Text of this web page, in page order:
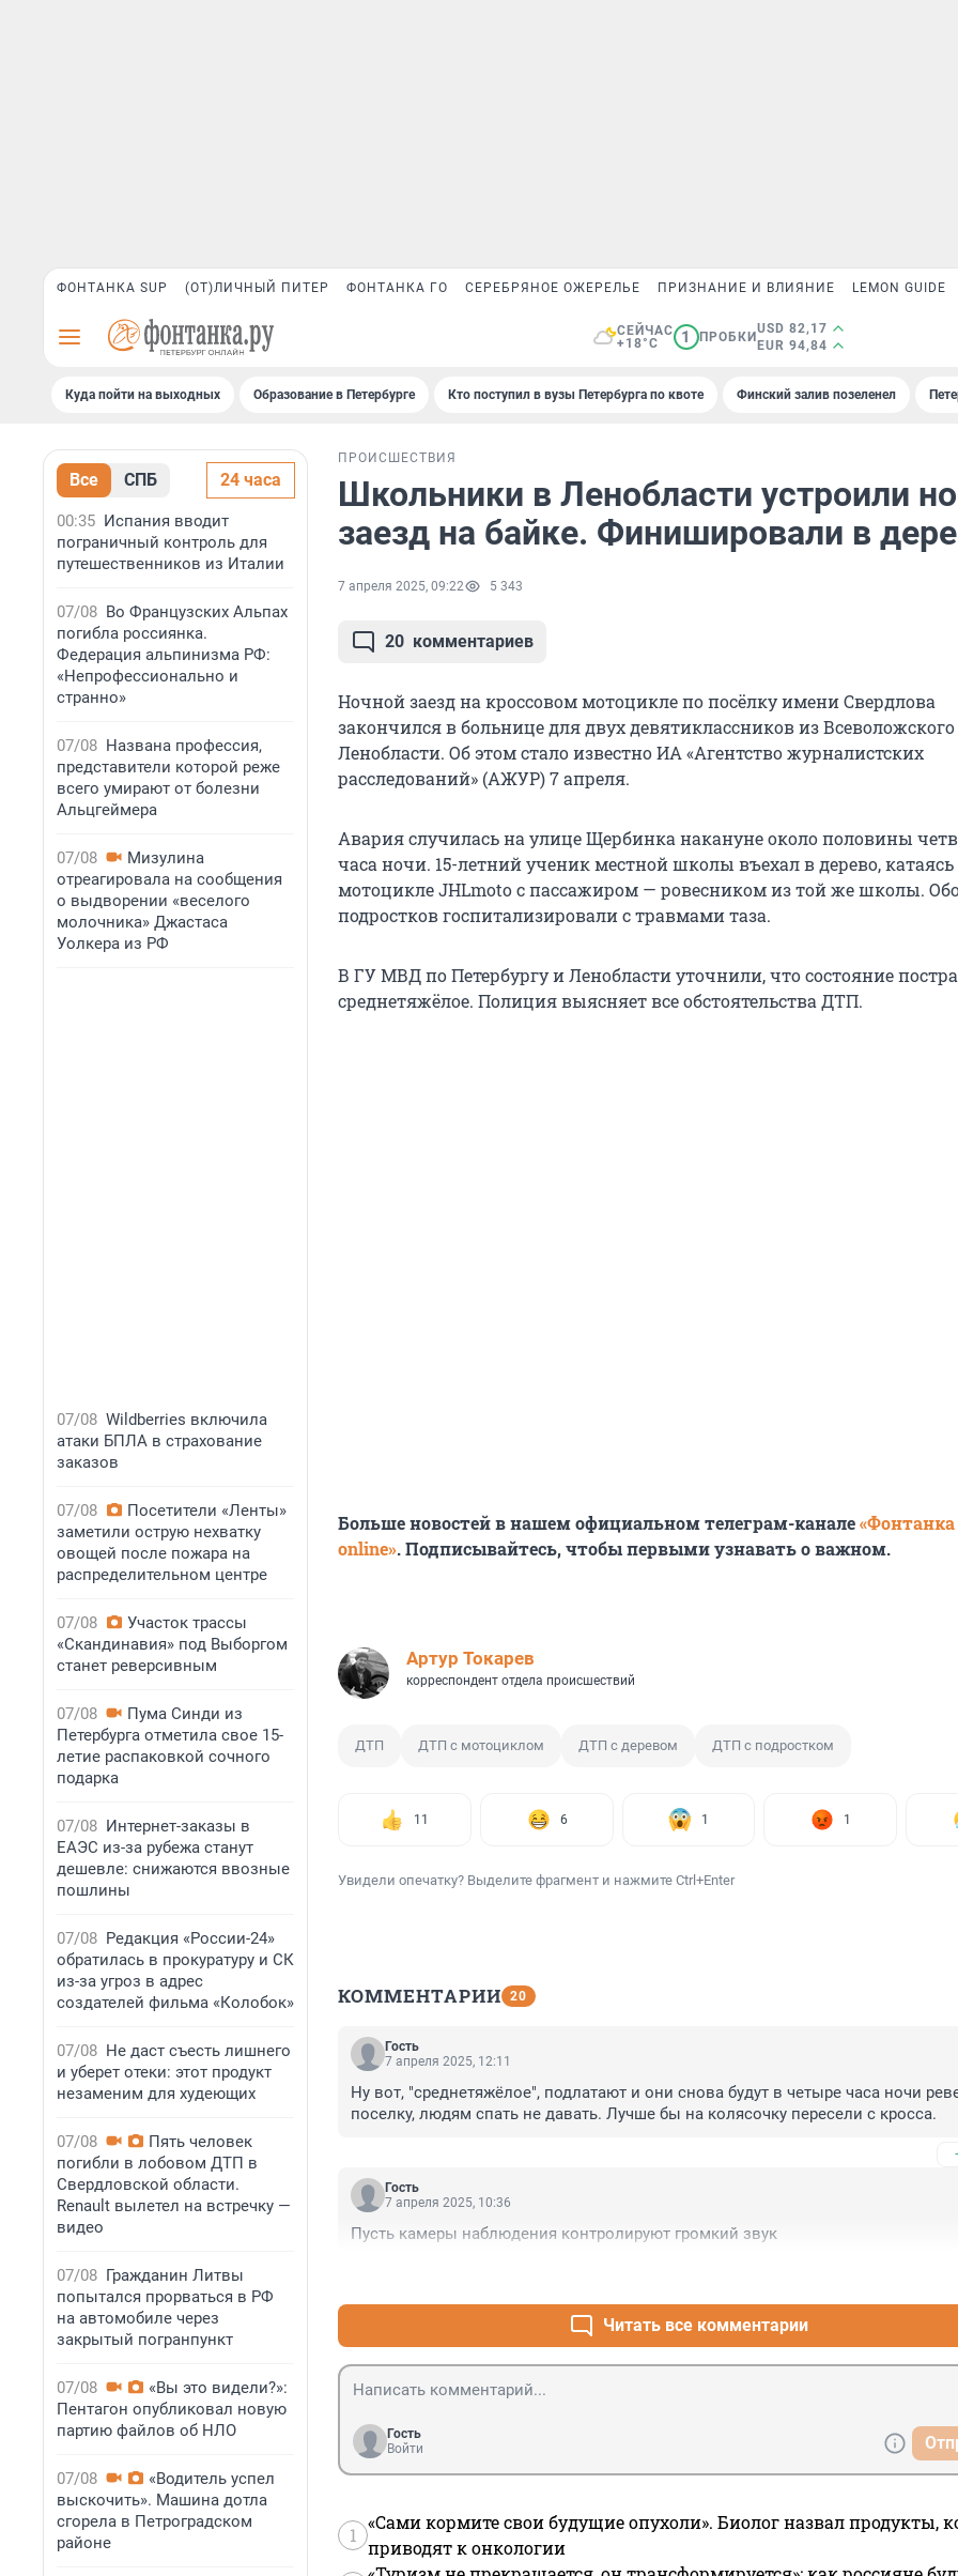
ФОНТАНКА SUP (ОТ)ЛИЧНЫЙ ПИТЕР ФОНТАНКА ГО СЕРЕБРЯНОЕ ОЖЕРЕЛЬЕ ПРИЗНАНИЕ И ВЛИЯНИЕ LEMON GUIDE
СЕЙЧАС
+18°C
1 ПРОБКИ
USD 82,17
EUR 94,84
Куда пойти на выходных Образование в Петербурге Кто поступил в вузы Петербурга по квоте Финский залив позеленел
Все СПБ 24 часа
00:35 Испания вводит
пограничный контроль для
путешественников из Италии
07/08 Во Французских Альпах
погибла россиянка.
Федерация альпинизма РФ:
«Непрофессионально и
странно»
07/08 Названа профессия,
представители которой реже
всего умирают от болезни
Альцгеймера
07/08
Мизулина
отреагировала на сообщения
о выдворении «веселого
молочника» Джастаса
Уолкера из РФ
07/08 Wildberries включила
атаки БПЛА в страхование
заказов
07/08
Посетители «Ленты»
заметили острую нехватку
овощей после пожара на
распределительном центре
07/08
Участок трассы
«Скандинавия» под Выборгом
станет реверсивным
07/08
Пума Синди из
Петербурга отметила свое 15-
летие распаковкой сочного
подарка
07/08 Интернет-заказы в
ЕАЭС из-за рубежа станут
дешевле: снижаются ввозные
пошлины
07/08 Редакция «России-24»
обратилась в прокуратуру и СК
из-за угроз в адрес
создателей фильма «Колобок»
07/08 Не даст съесть лишнего
и уберет отеки: этот продукт
незаменим для худеющих
07/08
Пять человек
погибли в лобовом ДТП в
Свердловской области.
Renault вылетел на встречку —
видео
07/08 Гражданин Литвы
попытался прорваться в РФ
на автомобиле через
закрытый погранпункт
07/08
«Вы это видели?»:
Пентагон опубликовал новую
партию файлов об НЛО
07/08
«Водитель успел
выскочить». Машина дотла
сгорела в Петроградском
районе
ПРОИСШЕСТВИЯ
Школьники в Ленобласти устроили
заезд на байке. Финишировали в
7 апреля 2025, 09:22 5 343
20 комментариев
Ночной заезд на кроссовом мотоцикле по посёлку имени Свердлова
закончился в больнице для двух девятиклассников из
Ленобласти. Об этом стало известно ИА «Агентство журналистских
расследований» (АЖУР) 7 апреля.
Авария случилась на улице Щербинка накануне около половины
часа ночи. 15-летнийученик местной школы въехал в дерево, катаясь
мотоцикле JHLmoto с пассажиром — ровесником из той же школы.
подростков госпитализировали с травмами таза.
В ГУ МВД по Петербургу и Ленобласти уточнили, что состояние
среднетяжёлое. Полиция выясняет все обстоятельства ДТП.
Больше новостей в нашем официальном телеграм-канале«Фонтанка
online». Подписывайтесь, чтобы первыми узнавать о важном.
Артур Токарев
корреспондент отдела происшествий
ДТП ДТП с мотоциклом ДТП с деревом ДТП с подростком
11 6 1 1
Увидели опечатку? Выделите фрагмент и нажмите Ctrl+Enter
КОММЕНТАРИИ 20
Гость
7 апреля 2025, 12:11
Ну вот, "среднетяжёлое", подлатают и они снова будут в четыре часа ночи
поселку, людям спать не давать. Лучше бы на колясочку пересели с кросса.
Гость
7 апреля 2025, 10:36
Пусть камеры наблюдения контролируют громкий звук
Читать все комментарии
Гость
Войти
1
«Сами кормите свои будущие опухоли». Биолог назвал продукты,
приводят к онкологии